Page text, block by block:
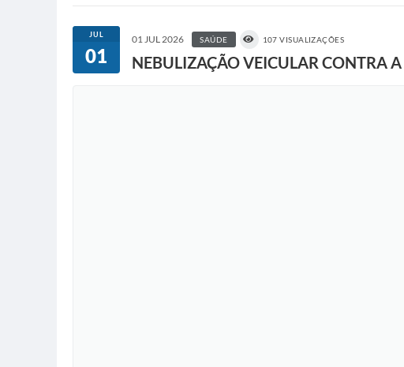
JUL
01
01 JUL 2026 SAÚDE 107 VISUALIZAÇÕES
NEBULIZAÇÃO VEICULAR CONTRA